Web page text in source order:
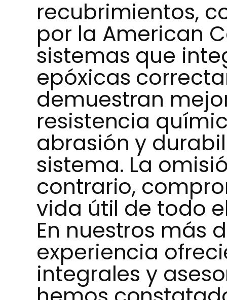
recubrimientos,
por la American
sistemas que
epóxicas
demuestran
resistencia
abrasión y
sistema. La
contrario,
vida útil de todo
En nuestros más
experiencia
integrales y